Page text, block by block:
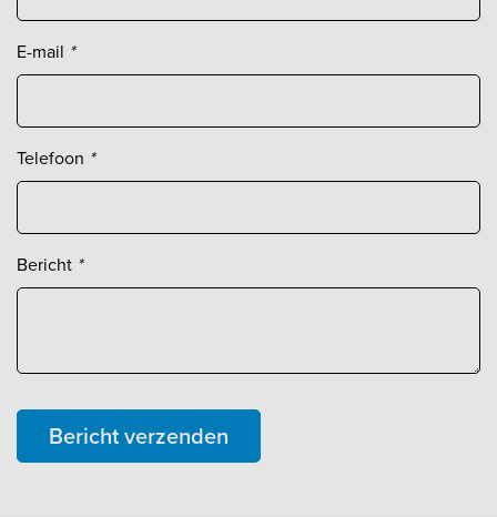
E-mail *
Telefoon *
Bericht *
Bericht verzenden